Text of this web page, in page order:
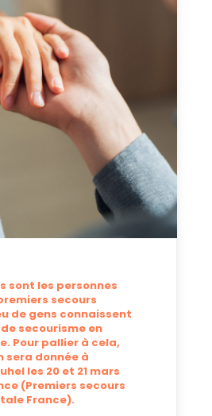
sont les personnes
secours
de gens connaissent
secourisme en
Pour pallier à cela,
sera donnée à
les 20 et 21 mars
(Premiers secours
France).